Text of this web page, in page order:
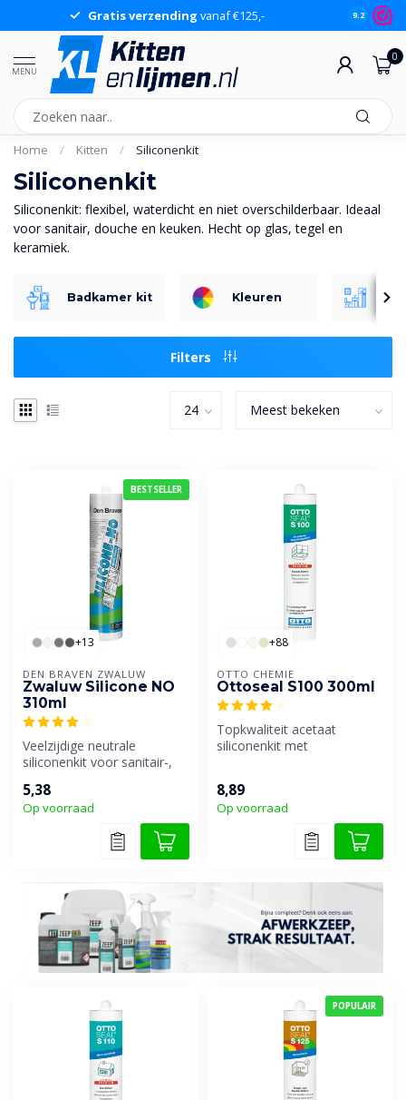
Groot assortimentop voorraad 9.2
MENU
0
Home / Kitten / Siliconenkit
Siliconenkit
Siliconenkit: flexibel, waterdicht en niet overschilderbaar. Ideaal
voor sanitair, douche en keuken. Hecht op glas, tegel en
keramiek.
Badkamer kit Kleuren
Filters
BESTSELLER
+13
DEN BRAVEN ZWALUW
Zwaluw Silicone NO
310ml
Veelzijdige neutrale
siliconenkit voor sanitair-,
5,38
Op voorraad
+88
OTTO CHEMIE
Ottoseal S100 300ml
Topkwaliteit acetaat
siliconenkit met
In...
8,89
Op voorraad
POPULAIR